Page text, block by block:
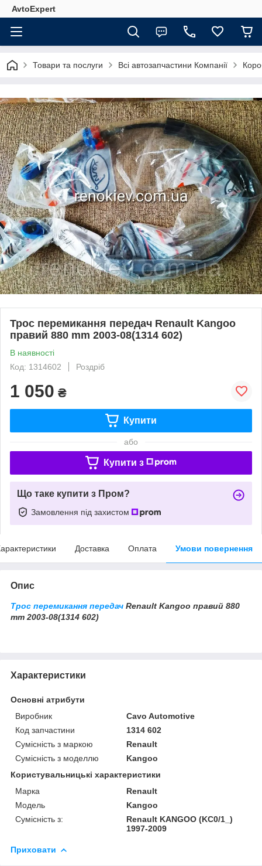
AvtoExpert
Товари та послуги Всі автозапчастини Компанії
Трос перемикання передач Renault Kangoo
правий 880 mm 2003-08(1314 602)
В наявності
Код: 1314602
Роздріб
1 050 ₴
Купити
або
Купити з
Що таке купити з Пром?
Замовлення під захистом
Доставка Оплата Умови повернення
Опис
Трос перемикання передач Renault Kangoo правий 880
mm 2003-08(1314 602)
Характеристики
Основні атрибути
Виробник
Cavo Automotive
Код запчастини
1314 602
Сумісність з маркою
Renault
Сумісність з моделлю
Kangoo
Користувальницькі характеристики
Марка
Renault
Модель
Kangoo
Сумісність з:
Renault KANGOO (KC0/1_)
1997-2009
Приховати